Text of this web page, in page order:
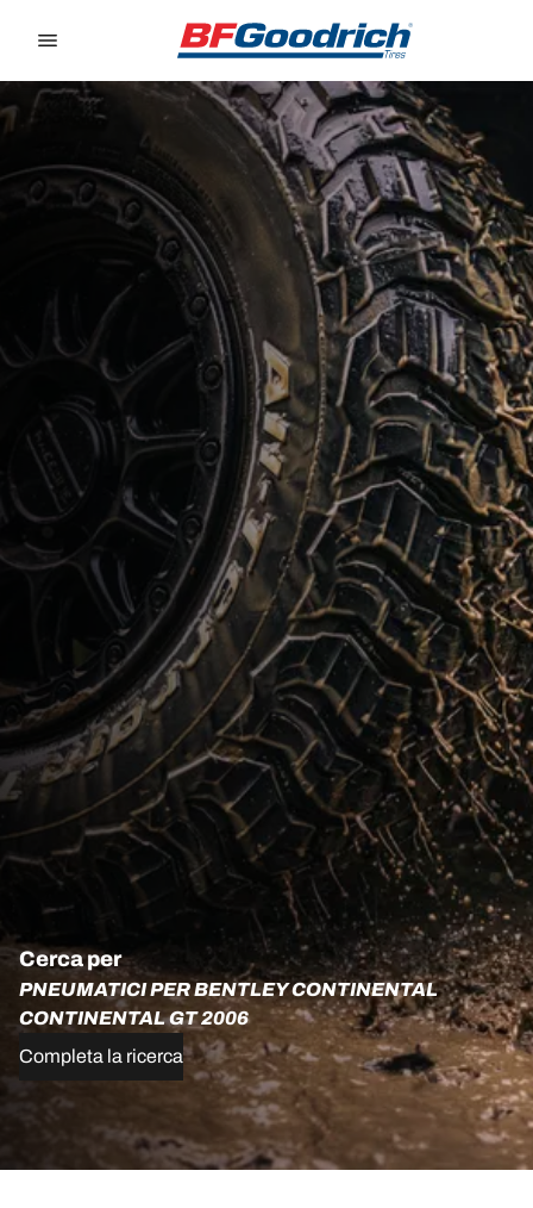
Cerca per
PNEUMATICI PER BENTLEY CONTINENTAL
CONTINENTAL GT 2006
Completa la ricerca